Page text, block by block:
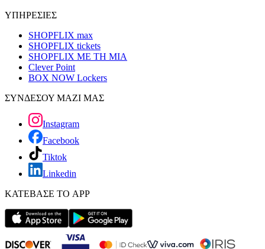
ΥΠΗΡΕΣΙΕΣ
SHOPFLIX max
SHOPFLIX tickets
SHOPFLIX ΜΕ ΤΗ ΜΙΑ
Clever Point
BOX NOW Lockers
ΣΥΝΔΕΣΟΥ ΜΑΖΙ ΜΑΣ
Instagram
Facebook
Tiktok
Linkedin
ΚΑΤΕΒΑΣΕ ΤΟ APP